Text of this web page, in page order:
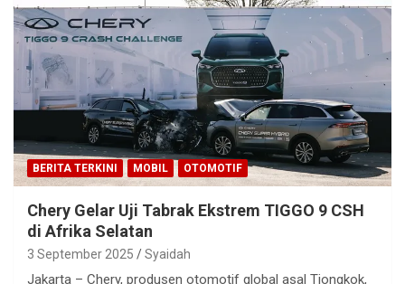
BERITA TERKINI MOBIL OTOMOTIF
Chery Gelar Uji Tabrak Ekstrem TIGGO 9 CSH
di Afrika Selatan
3 September 2025 Syaidah
Jakarta – Chery, produsen otomotif global asal Tiongkok,